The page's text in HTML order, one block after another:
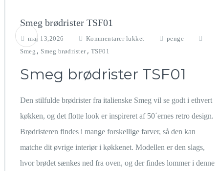
Smeg brødrister TSF01
maj 13,2026 Kommentarer lukket
TSF01
penge
Smeg , Smeg brødrister , TSF01
Smeg brødrister TSF01
Den stilfulde brødrister fra italienske Smeg vil se godt i ethvert
køkken, og det flotte look er inspireret af 50´ernes retro design.
Brødristeren findes i mange forskellige farver, så den kan
matche dit øvrige interiør i køkkenet. Modellen er den slags,
hvor brødet sænkes ned fra oven, og der findes lommer i denne